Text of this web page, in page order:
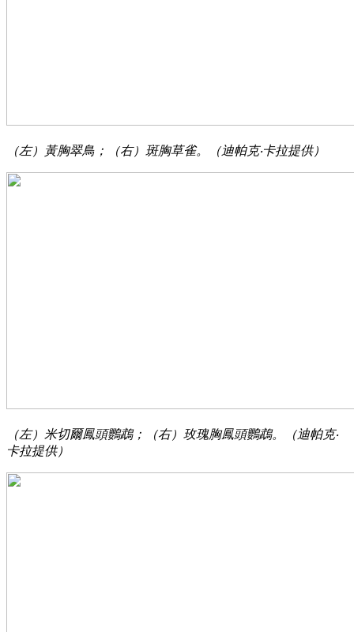
（左）黃胸翠鳥；（右）斑胸草雀。（迪帕克‧卡拉提供）
（左）米切爾鳳頭鸚鵡；（右）玫瑰胸鳳頭鸚鵡。（迪帕克‧
卡拉提供）